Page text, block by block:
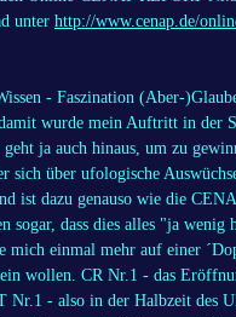
unter http://www.cenap.de/
- Faszination (Aber-
wurde mein Auftritt in der
ja auch hinaus, um zu
sich über ufologische
ist dazu genauso wie die
sogar, dass dies alles "ja
mich einmal mehr auf einer
wollen. CR Nr.1 - das
- also in der Halbzeit des